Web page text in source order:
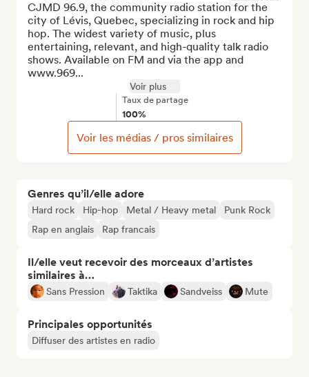
Genres qu’il/elle adore
Hard rock Hip-hop Metal / Heavy metal
Punk Rock
Rap en anglais
Rap francais
Il/elle veut recevoir des morceaux d’artistes
similaires à…
Sans Pression Taktika Sandveiss Mute
Principales opportunités
Diffuser des artistes en radio
CJMD 96.9, the community radio station for the
city of Lévis, Quebec, specializing in rock and hip
hop. The widest variety of music, plus
entertaining, relevant, and high-quality talk radio
shows. Available on FM and via the app and
www.969...
Voir plus
Taux de partage
100%
Voir les médias / pros similaires